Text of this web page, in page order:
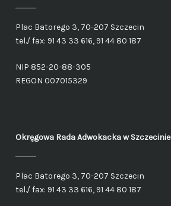
Plac Batorego 3, 70-207 Szczecin
tel./ fax: 91 43 33 616, 91 44 80 187
NIP 852-20-88-305
REGON 007015329
Okręgowa Rada Adwokackaw Szczecinie
Plac Batorego 3, 70-207 Szczecin
tel./ fax: 91 43 33 616, 91 44 80 187